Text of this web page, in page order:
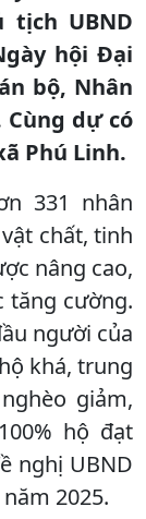
tịch UBND
hội Đại
bộ, Nhân
Cùng dự có
Phú Linh.
331 nhân
chất, tinh
nâng cao,
tăng cường.
người của
khá, trung
giảm,
hộ đạt
nghị UBND
2025.